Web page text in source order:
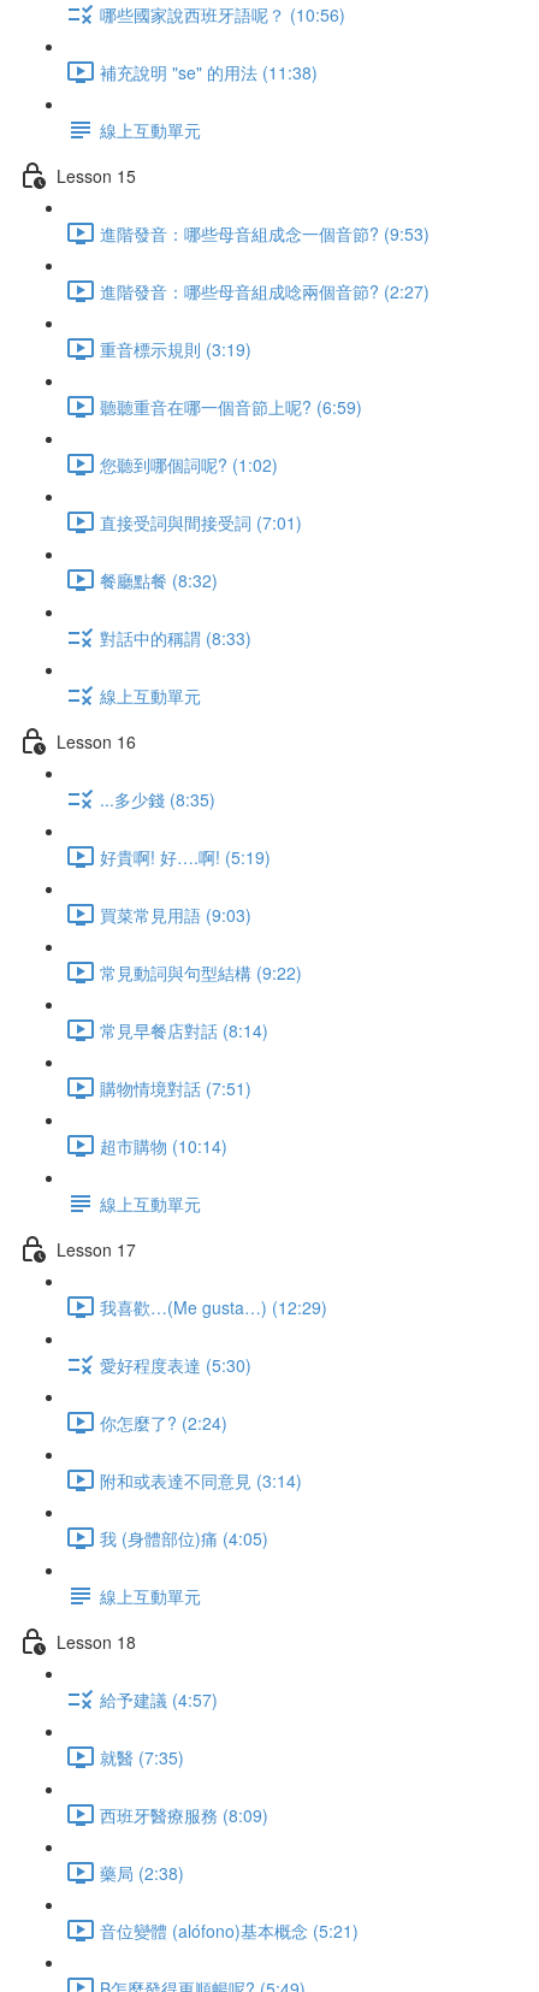
哪些國家說西班牙語呢？ (10:56)
補充說明 "se" 的用法 (11:38)
線上互動單元
Lesson 15
進階發音：哪些母音組成念一個音節? (9:53)
進階發音：哪些母音組成唸兩個音節? (2:27)
重音標示規則 (3:19)
聽聽重音在哪一個音節上呢? (6:59)
您聽到哪個詞呢? (1:02)
直接受詞與間接受詞 (7:01)
餐廳點餐 (8:32)
對話中的稱謂 (8:33)
線上互動單元
Lesson 16
...多少錢 (8:35)
好貴啊! 好….啊! (5:19)
買菜常見用語 (9:03)
常見動詞與句型結構 (9:22)
常見早餐店對話 (8:14)
購物情境對話 (7:51)
超市購物 (10:14)
線上互動單元
Lesson 17
我喜歡…(Me gusta…) (12:29)
愛好程度表達 (5:30)
你怎麼了? (2:24)
附和或表達不同意見 (3:14)
我 (身體部位)痛 (4:05)
線上互動單元
Lesson 18
給予建議 (4:57)
就醫 (7:35)
西班牙醫療服務 (8:09)
藥局 (2:38)
音位變體 (alófono)基本概念 (5:21)